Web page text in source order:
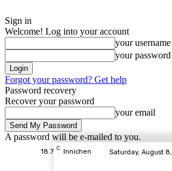
Sign in
Welcome! Log into your account
your username
your password
Forgot your password? Get help
Password recovery
Recover your password
your email
A password will be e-mailed to you.
18.7 C Innichen Saturday, August